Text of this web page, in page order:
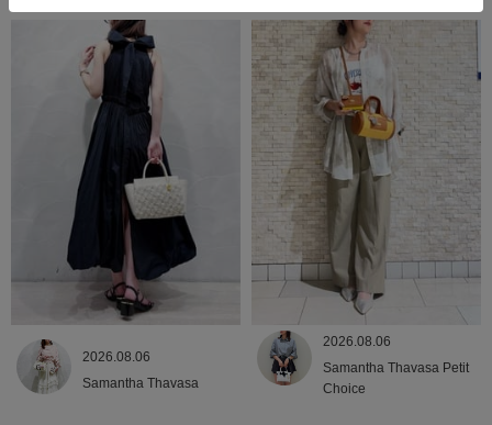
2026.08.06
Samantha Thavasa
2026.08.06
Samantha Thavasa Petit
Choice